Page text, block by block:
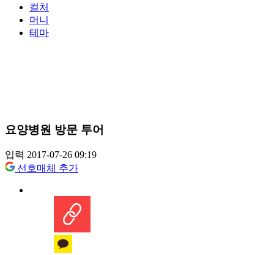
컬처
머니
테마
요양병원 방문 투어
입력 2017-07-26 09:19
선호매체 추가